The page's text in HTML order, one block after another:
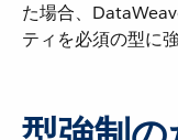
た場合、
ティを必須の型に